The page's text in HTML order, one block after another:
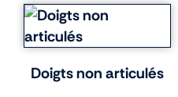
Doigts non articulés